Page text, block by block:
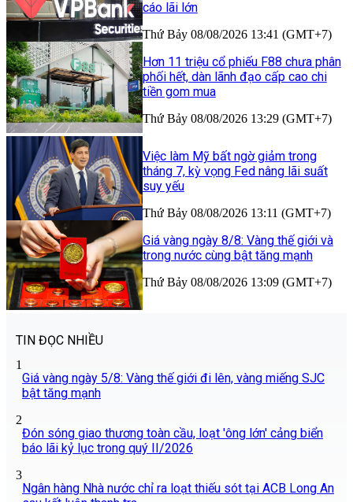
cáo lãi lớn
Thứ Bảy 08/08/2026 13:41 (GMT+7)
Hơn 11 triệu cổ phiếu F88 chưa phân
phối hết, dàn lãnh đạo cấp cao chi
tiền gom mua
Thứ Bảy 08/08/2026 13:29 (GMT+7)
Việc làm Mỹ bất ngờ giảm trong
tháng 7, kỳ vọng Fed nâng lãi suất
suy yếu
Thứ Bảy 08/08/2026 13:11 (GMT+7)
Giá vàng ngày 8/8: Vàng thế giới và
trong nước cùng bật tăng mạnh
Thứ Bảy 08/08/2026 13:09 (GMT+7)
TIN ĐỌC NHIỀU
1
Giá vàng ngày 5/8: Vàng thế giới đi lên, vàng miếng SJC
bật tăng mạnh
2
Đón sóng giao thương toàn cầu, loạt 'ông lớn' cảng biển
báo lãi kỷ lục trong quý II/2026
3
Ngân hàng Nhà nước chỉ ra loạt thiếu sót tại ACB Long An